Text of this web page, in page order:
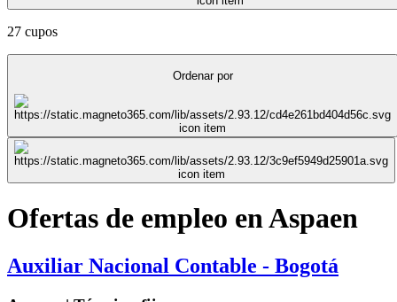
27 cupos
Ordenar por
Ofertas de empleo en Aspaen
Auxiliar Nacional Contable - Bogotá